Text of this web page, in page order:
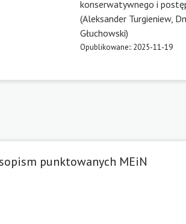
konserwatywnego i
(Aleksander Turgieniew,
Głuchowski)
Opublikowane:: 2025-11-19
punktowanych MEiN